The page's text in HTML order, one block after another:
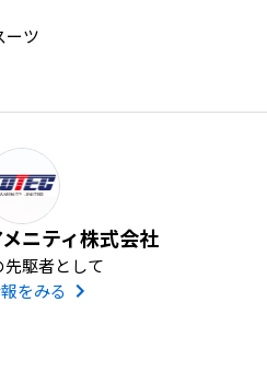
ーツ
ニティ株式会社
駆者として
をみる